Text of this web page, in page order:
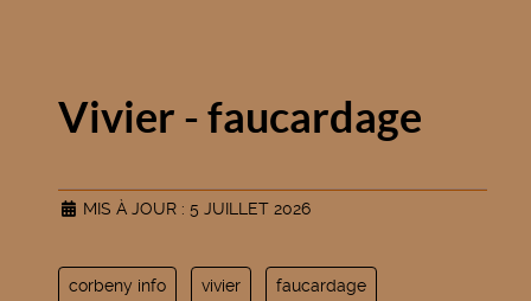
Vivier - faucardage
MIS À JOUR : 5 JUILLET 2026
corbeny info vivier faucardage